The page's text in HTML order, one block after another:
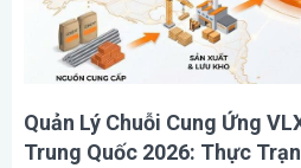
Quản Lý Chuỗi Cung Ứng
Trung Quốc 2026: Thực